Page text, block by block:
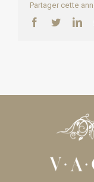
Partager cette
Facebook
Twitter